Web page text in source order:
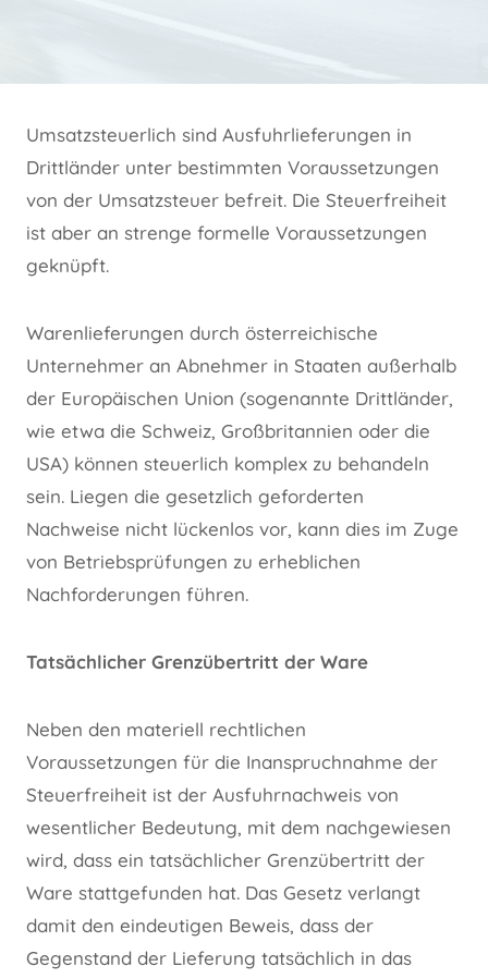
Umsatzsteuerlich sind Ausfuhrlieferungen in
Drittländer unter bestimmten Voraussetzungen
von der Umsatzsteuer befreit. Die Steuerfreiheit
ist aber an strenge formelle Voraussetzungen
geknüpft.
Warenlieferungen durch österreichische
Unternehmer an Abnehmer in Staaten außerhalb
der Europäischen Union (sogenannte Drittländer,
wie etwa die Schweiz, Großbritannien oder die
USA) können steuerlich komplex zu behandeln
sein. Liegen die gesetzlich geforderten
Nachweise nicht lückenlos vor, kann dies im Zuge
von Betriebsprüfungen zu erheblichen
Nachforderungen führen.
Tatsächlicher Grenzübertritt der Ware
Neben den materiell rechtlichen
Voraussetzungen für die Inanspruchnahme der
Steuerfreiheit ist der Ausfuhrnachweis von
wesentlicher Bedeutung, mit dem nachgewiesen
wird, dass ein tatsächlicher Grenzübertritt der
Ware stattgefunden hat. Das Gesetz verlangt
damit den eindeutigen Beweis, dass der
Gegenstand der Lieferung tatsächlich in das